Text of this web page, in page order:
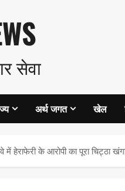
सेवा
अर्थ जगत खेल
में हेराफेरी के आरोपी का पूरा चिट्ठा